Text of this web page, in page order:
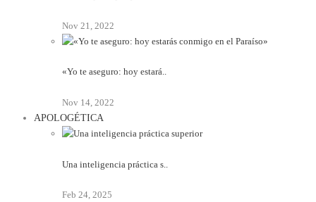
Nov 21, 2022
«Yo te aseguro: hoy estará..
Nov 14, 2022
APOLOGÉTICA
Una inteligencia práctica s..
Feb 24, 2025